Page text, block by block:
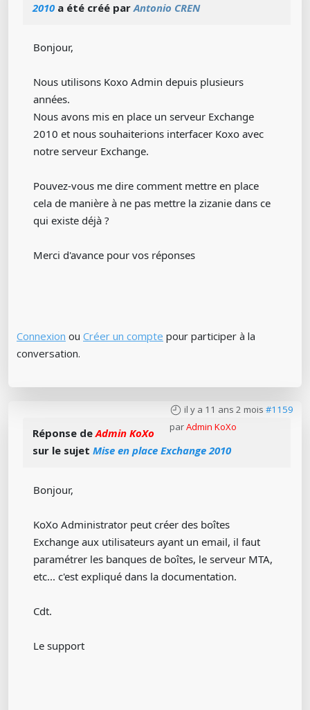
2010 a été créé parAntonio CREN
Bonjour,
Nous utilisons Koxo Admin depuis plusieurs
années.
Nous avons mis en place un serveur Exchange
2010 et nous souhaiterions interfacer Koxo avec
notre serveur Exchange.
Pouvez-vous me dire comment mettre en place
cela de manière à ne pas mettre la zizanie dans ce
qui existe déjà ?
Merci d'avance pour vos réponses
Connexion ou Créer un compte pour participer à la
conversation.
il y a 11 ans 2 mois #1159
parAdmin KoXo
Réponse deAdmin KoXo
sur le sujet Mise en place Exchange 2010
Bonjour,
KoXo Administrator peut créer des boîtes
Exchange aux utilisateurs ayant un email, il faut
paramétrer les banques de boîtes, le serveur MTA,
etc... c'est expliqué dans la documentation.
Cdt.
Le support